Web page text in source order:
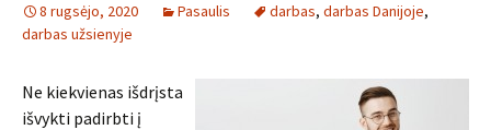
8 rugsėjo, 2020 Pasaulis darbas, darbas Danijoje,
darbas užsienyje
Ne kiekvienas išdrįsta
išvykti padirbti į